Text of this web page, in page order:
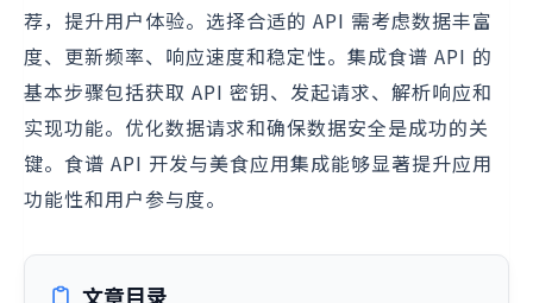
荐，提升用户体验。选择合适的 API 需考虑数据丰富
度、更新频率、响应速度和稳定性。集成食谱 API 的
基本步骤包括获取 API 密钥、发起请求、解析响应和
实现功能。优化数据请求和确保数据安全是成功的关
键。食谱 API 开发与美食应用集成能够显著提升应用
功能性和用户参与度。
文章目录